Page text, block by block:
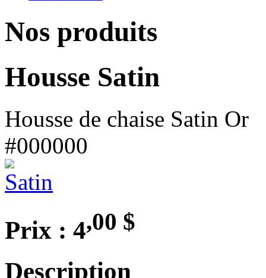
Nos produits
Housse Satin
Housse de chaise Satin Or
#000000
Prix : 4,00 $
Description